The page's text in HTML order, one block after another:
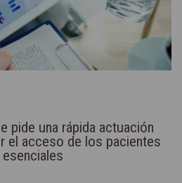
pide una rápida actuación
el acceso de los pacientes